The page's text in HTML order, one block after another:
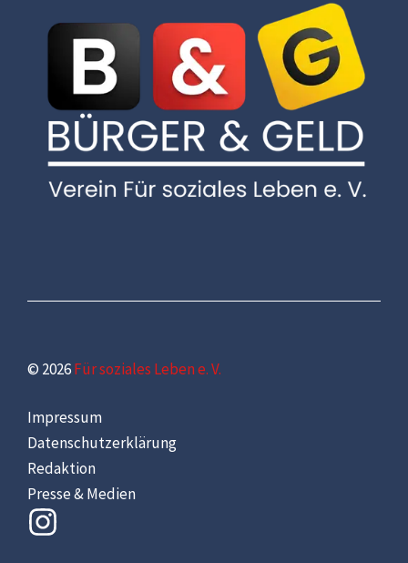
© 2026Für soziales Leben e. V.
Impressum
Datenschutzerklärung
Redaktion
Presse & Medien